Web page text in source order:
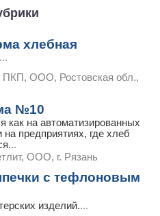
хлебная
...
ПКП, ООО, Ростовская обл.,
№10
как на автоматизированных
на предприятиях, где хлеб
...
ООО, г. Рязань
с тефлоновым
изделий....